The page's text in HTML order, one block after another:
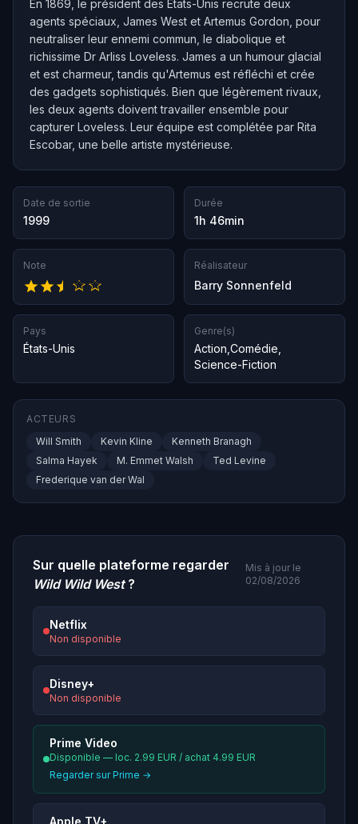
En 1869, le président des États-Unis recrute deux
agents spéciaux, James West et Artemus Gordon, pour
neutraliser leur ennemi commun, le diabolique et
richissime Dr Arliss Loveless. James a un humour glacial
et est charmeur, tandis qu'Artemus est réfléchi et crée
des gadgets sophistiqués. Bien que légèrement rivaux,
les deux agents doivent travailler ensemble pour
capturer Loveless. Leur équipe est complétée par Rita
Escobar, une belle artiste mystérieuse.
Date de sortie
1999
Durée
1h 46min
Note Réalisateur
Barry Sonnenfeld
Pays
États-Unis
Genre(s)
Action Comédie
Science-Fiction
ACTEURS
Will Smith
Kevin Kline
Kenneth Branagh
Salma Hayek
M. Emmet Walsh
Ted Levine
Frederique van der Wal
Sur quelle plateforme regarder
Wild Wild West?
Mis à jour le
02/08/2026
Netflix
Non disponible
Disney+
Non disponible
Prime Video
Disponible — loc. 2.99 EUR / achat 4.99 EUR
Regarder sur Prime →